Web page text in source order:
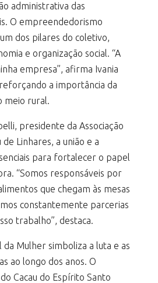
administrativa das
O empreendedorismo
dos pilares do coletivo,
e organização social. “A
empresa”, afirma Ivania
a importância da
meio rural.
presidente da Associação
Linhares, a união e a
para fortalecer o papel
“Somos responsáveis por
que chegam às mesas
constantemente parcerias
trabalho”, destaca.
da Mulher simboliza a luta e as
ao longo dos anos. O
Cacau do Espírito Santo